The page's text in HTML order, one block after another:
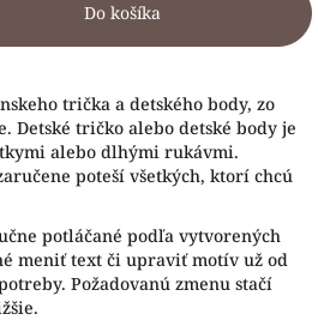
Do košíka
trička a detského body, zo
Detské tričko alebo detské body je
alebo dlhými rukávmi.
poteší všetkých, ktorí chcú
potláčané podľa vytvorených
meniť text či upraviť motív už od
Požadovanú zmenu stačí